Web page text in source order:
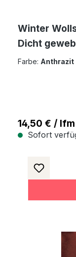
Winter
Dicht
Jacke Sakko
Farbe: Anthrazit
14,50 € /
Sofort